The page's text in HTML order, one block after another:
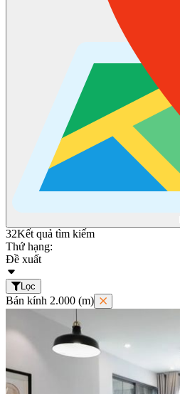
32Kết quả tìm kiếm
Thứ hạng:
Đề xuất
Lọc
Bán kính 2.000 (m)